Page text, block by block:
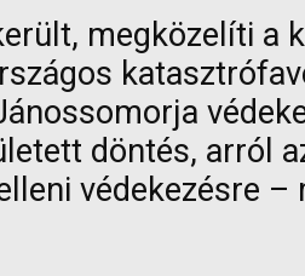
megközelíti a
döntés, arról
védekezésre –